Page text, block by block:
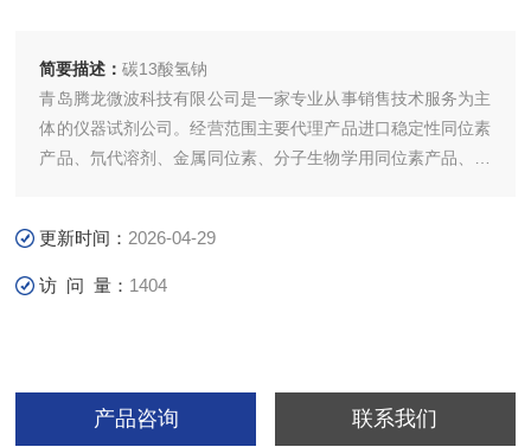
简要描述：碳13酸氢钠
青岛腾龙微波科技有限公司是一家专业从事销售技术服务为主
体的仪器试剂公司。经营范围主要代理产品进口稳定性同位素
产品、氘代溶剂、金属同位素、分子生物学用同位素产品、环
核磁数据处理。
更新时间： 2026-04-29
访 问 量： 1404
产品咨询 联系我们